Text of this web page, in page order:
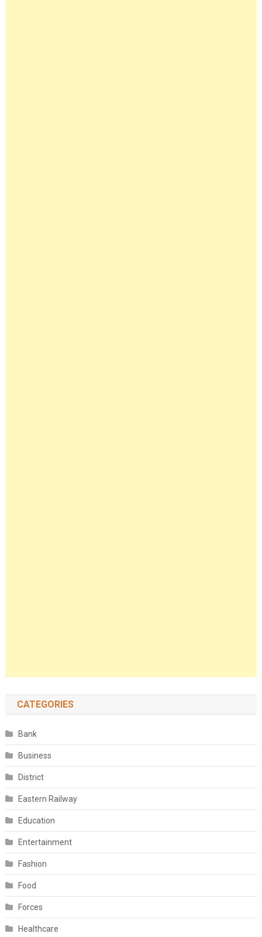
CATEGORIES
Bank
Business
District
Eastern Railway
Education
Entertainment
Fashion
Food
Forces
Healthcare